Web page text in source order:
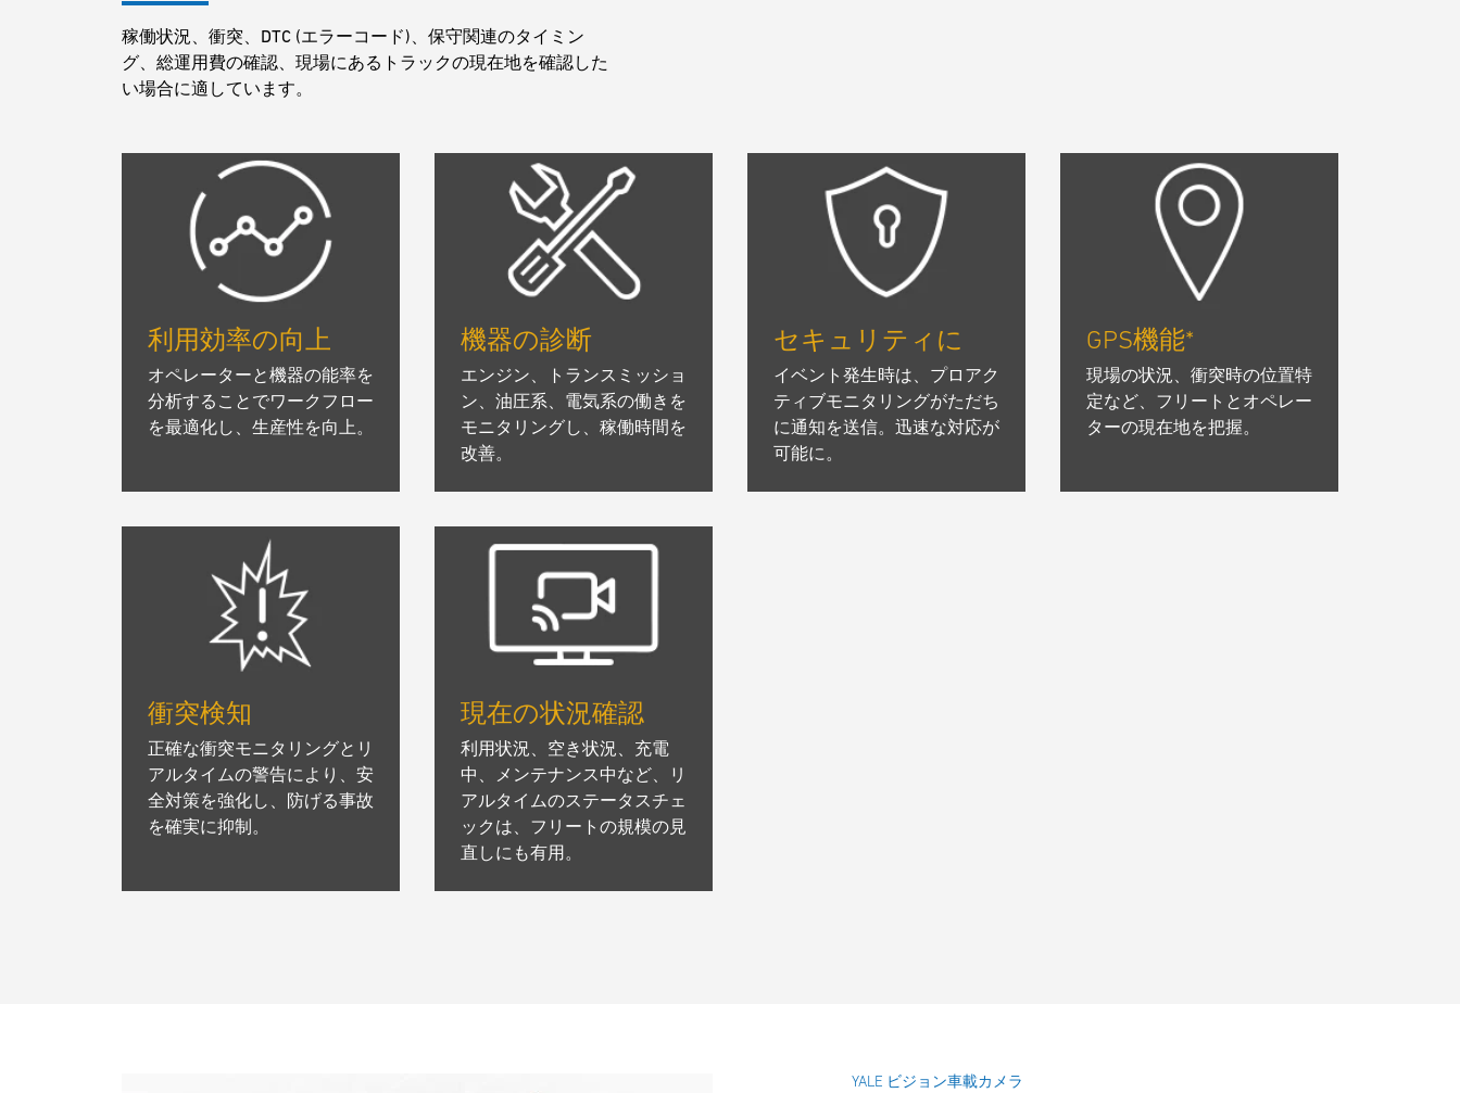
稼働状況、衝突、DTC (エラーコード)、保守関連のタイミン
グ、総運用費の確認、現場にあるトラックの現在地を確認した
い場合に適しています。
利用効率の向上
オペレーターと機器の能率を
分析することでワークフロー
を最適化し、生産性を向上。
機器の診断
エンジン、トランスミッショ
ン、油圧系、電気系の働きを
モニタリングし、稼働時間を
改善。
セキュリティに
イベント発生時は、プロアク
ティブモニタリングがただち
に通知を送信。迅速な対応が
可能に。
GPS機能*
現場の状況、衝突時の位置特
定など、フリートとオペレー
ターの現在地を把握。
衝突検知
正確な衝突モニタリングとリ
アルタイムの警告により、安
全対策を強化し、防げる事故
を確実に抑制。
現在の状況確認
利用状況、空き状況、充電
中、メンテナンス中など、リ
アルタイムのステータスチェ
ックは、フリートの規模の見
直しにも有用。
YALE ビジョン車載カメラ